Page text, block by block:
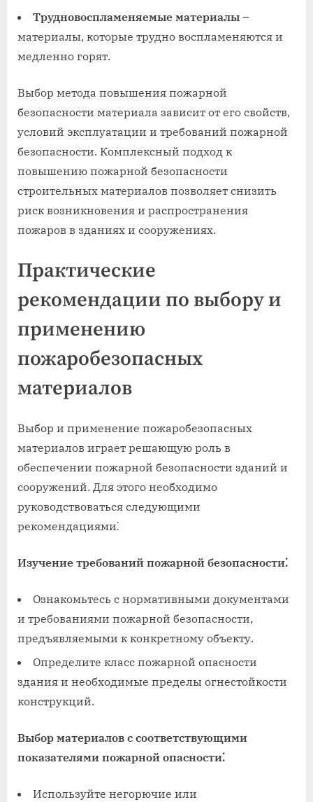
Трудновоспламеняемые материалы ౼
материалы, которые трудно воспламеняются и
медленно горят.
Выбор метода повышения пожарной
безопасности материала зависит от его свойств,
условий эксплуатации и требований пожарной
безопасности. Комплексный подход к
повышению пожарной безопасности
строительных материалов позволяет снизить
риск возникновения и распространения
пожаров в зданиях и сооружениях.
Практические
рекомендации по выбору и
применению
пожаробезопасных
материалов
Выбор и применение пожаробезопасных
материалов играет решающую роль в
обеспечении пожарной безопасности зданий и
сооружений. Для этого необходимо
руководствоваться следующими
рекомендациями⁚
Изучение требований пожарной безопасности⁚
Ознакомьтесь с нормативными документами
и требованиями пожарной безопасности,
предъявляемыми к конкретному объекту.
Определите класс пожарной опасности
здания и необходимые пределы огнестойкости
конструкций.
Выбор материалов с соответствующими
показателями пожарной опасности⁚
Используйте негорючие или